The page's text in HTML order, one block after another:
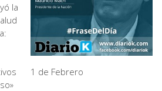
la
1 de Febrero